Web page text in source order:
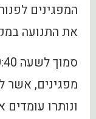
המפגינים
את התנועה
מפגינים, אשר
ונותרו